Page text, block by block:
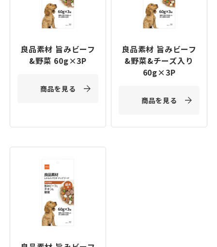
良品素材 旨みビーフ
&野菜 60g×3P
商品を見る
良品素材 旨みビーフ
&野菜&チーズ入り
60g×3P
商品を見る